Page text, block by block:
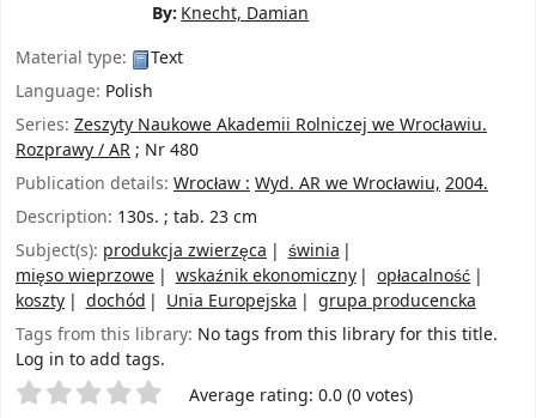
By: Knecht, Damian
Material type:
Text
Language: Polish
Series: Zeszyty Naukowe Akademii Rolniczej we Wrocławiu.
Rozprawy / AR; Nr 480
Publication details: Wrocław :Wyd. AR we Wrocławiu,2004.
Description: 130s. ; tab. 23 cm
Subject(s): produkcja zwierzęca
świnia
mięso wieprzowe
wskaźnik ekonomiczny
opłacalność
koszty
dochód Unia Europejska
grupa producencka
Tags from this library: No tags from this library for this title.
Log in to add tags.
Star ratings Average rating: 0.0 (0 votes)